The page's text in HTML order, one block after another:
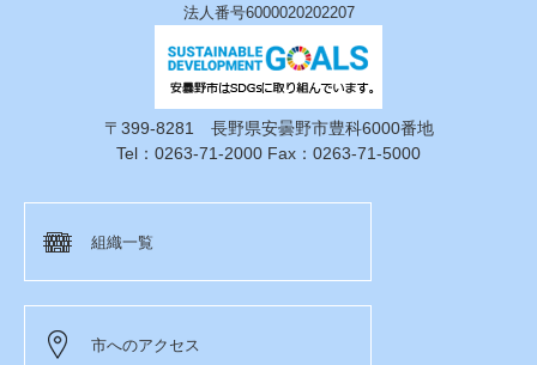
法人番号6000020202207
〒399-8281 長野県安曇野市豊科6000番地
Tel：0263-71-2000 Fax：0263-71-5000
組織一覧
市へのアクセス